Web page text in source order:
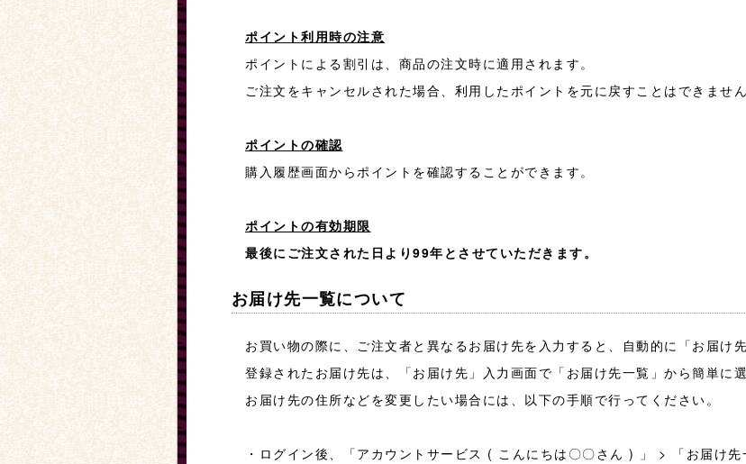
ポイント利用時の注意
ポイントによる割引は、商品の注文時に適用されます。
ご注文をキャンセルされた場合、利用したポイントを元に戻すことはできませ
ポイントの確認
購入履歴画面からポイントを確認することができます。
ポイントの有効期限
最後にご注文された日より99年とさせていただきます。
お届け先一覧について
お買い物の際に、ご注文者と異なるお届け先を入力すると、自動的に「お届け
登録されたお届け先は、「お届け先」入力画面で「お届け先一覧」から簡単に
お届け先の住所などを変更したい場合には、以下の手順で行ってください。
・ログイン後、「アカウントサービス ( こんにちは〇〇さん ) 」 > 「お届け先